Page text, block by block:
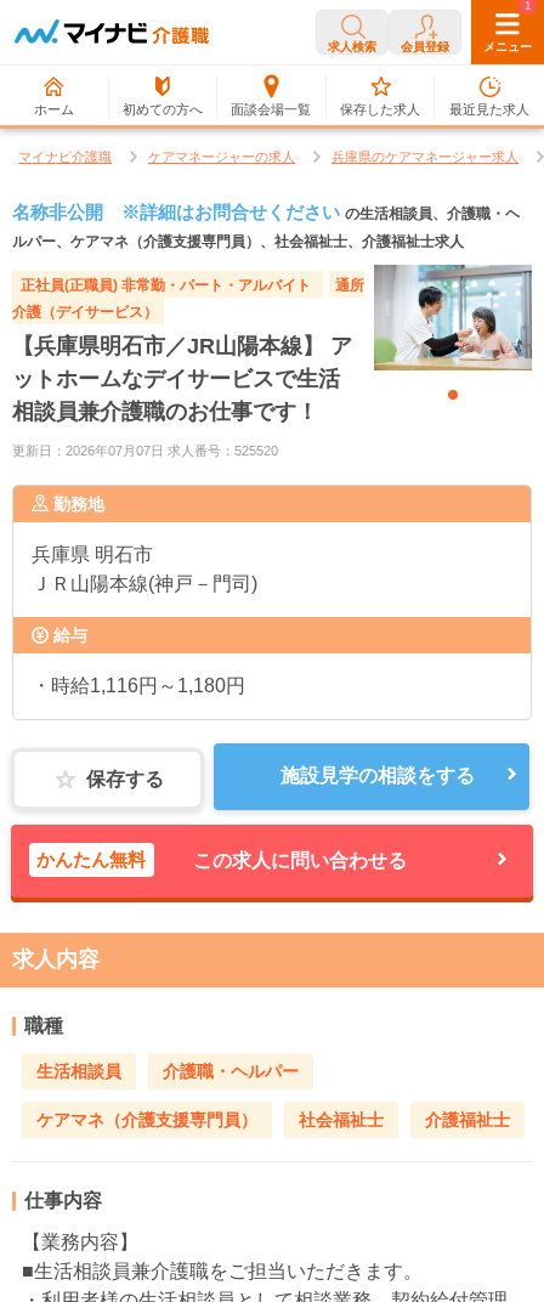
求人検索 会員登録 メニュー
ホーム 初めての方へ 面談会場一覧
0
保存した求人
1
最近見た求人
マイナビ介護職 ケアマネージャーの求人 兵庫県のケアマネージャー求人
名称非公開 ※詳細はお問合せください の生活相談員、介護職・ヘ
ルパー、ケアマネ（介護支援専門員）、社会福祉士、介護福祉士求人
正社員(正職員) 非常勤・パート・アルバイト
通所
介護（デイサービス）
【兵庫県明石市／JR山陽本線】 ア
ットホームなデイサービスで生活
相談員兼介護職のお仕事です！
更新日：2026年07月07日 求人番号：525520
勤務地
兵庫県 明石市
ＪＲ山陽本線(神戸－門司)
給与
・時給1,116円～1,180円
保存する 施設見学の相談をする
かんたん無料 この求人に問い合わせる
求人内容
職種
生活相談員 介護職・ヘルパー
ケアマネ（介護支援専門員） 社会福祉士 介護福祉士
仕事内容
【業務内容】
■生活相談員兼介護職をご担当いただきます。